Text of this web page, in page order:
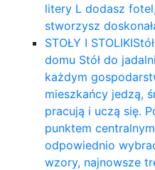
litery L dodasz
stworzysz
STOŁY I STOLIKI
domu Stół do
każdym
mieszkańcy jedzą,
pracują i uczą się.
punktem
odpowiednio
wzory, najnowsze